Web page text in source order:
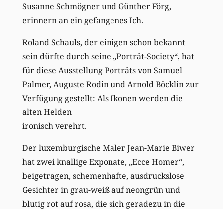
Susanne Schmögner und Günther Förg,
erinnern an ein gefangenes Ich.
Roland Schauls, der einigen schon bekannt
sein dürfte durch seine „Porträt-Society“, hat
für diese Ausstellung Porträts von Samuel
Palmer, Auguste Rodin und Arnold Böcklin zur
Verfügung gestellt: Als Ikonen werden die
alten Helden
ironisch verehrt.
Der luxemburgische Maler Jean-Marie Biwer
hat zwei knallige Exponate, „Ecce Homer“,
beigetragen, schemenhafte, ausdruckslose
Gesichter in grau-weiß auf neongrün und
blutig rot auf rosa, die sich geradezu in die